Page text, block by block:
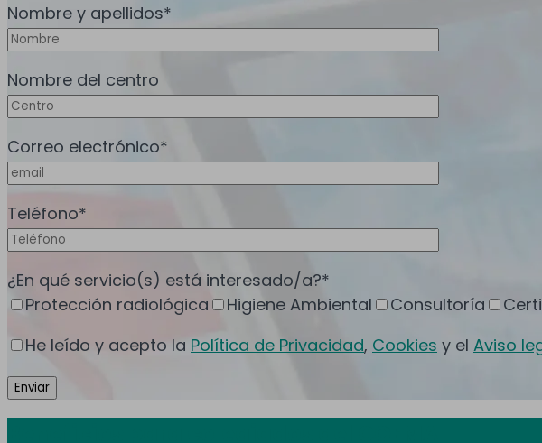
Nombre y apellidos*
Nombre del centro
Correo electrónico*
Teléfono*
¿En qué servicio(s) está interesado/a?*
Protección radiológica
Higiene Ambiental Consultoría
He leído y acepto la Política de Privacidad, Cookies y el Aviso